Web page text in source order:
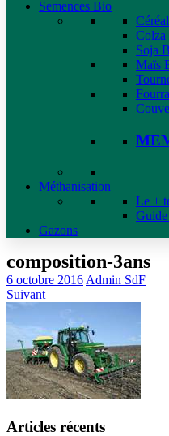
Semences Bio
Soja
Maïs
Méthanisation
Le +
Gazons
composition-3ans
6 octobre 2016 Admin SdF
Suivant
Articles récents